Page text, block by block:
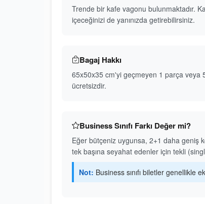
Trende bir kafe vagonu bulunmaktadır.
içeceğinizi de yanınızda getirebilirsiniz.
Bagaj Hakkı
65x50x35 cm'yi geçmeyen 1 parça veya
ücretsizdir.
Business Sınıfı Farkı Değer mi?
Eğer bütçeniz uygunsa, 2+1 daha geniş
tek başına seyahat edenler için tekli
Not: Business sınıfı biletler genellikle